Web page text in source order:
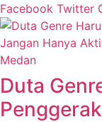
Facebook Twitter
Medan
Duta